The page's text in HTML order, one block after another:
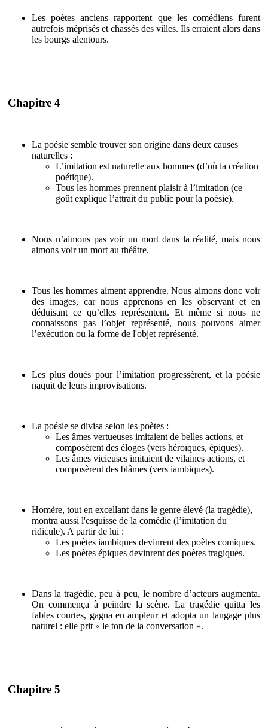
Les poètes anciens rapportent que les comédiens furent
autrefois méprisés et chassés des villes. Ils erraient alors dans
les bourgs alentours.
Chapitre 4
La poésie semble trouver son origine dans deux causes
naturelles :
L’imitation est naturelle aux hommes (d’où la création
poétique).
Tous les hommes prennent plaisir à l’imitation (ce
goût explique l’attrait du public pour la poésie).
Nous n’aimons pas voir un mort dans la réalité, mais nous
aimons voir un mort au théâtre.
Tous les hommes aiment apprendre. Nous aimons donc voir
des images, car nous apprenons en les observant et en
déduisant ce qu’elles représentent. Et même si nous ne
connaissons pas l’objet représenté, nous pouvons aimer
l’exécution ou la forme de l'objet représenté.
Les plus doués pour l’imitation progressèrent, et la poésie
naquit de leurs improvisations.
La poésie se divisa selon les poètes :
Les âmes vertueuses imitaient de belles actions, et
composèrent des éloges (vers héroïques, épiques).
Les âmes vicieuses imitaient de vilaines actions, et
composèrent des blâmes (vers iambiques).
Homère, tout en excellant dans le genre élevé (la tragédie),
montra aussi l'esquisse de la comédie (l’imitation du
ridicule). A partir de lui :
Les poètes iambiques devinrent des poètes comiques.
Les poètes épiques devinrent des poètes tragiques.
Dans la tragédie, peu à peu, le nombre d’acteurs augmenta.
On commença à peindre la scène. La tragédie quitta les
fables courtes, gagna en ampleur et adopta un langage plus
naturel : elle prit « le ton de la conversation ».
Chapitre 5